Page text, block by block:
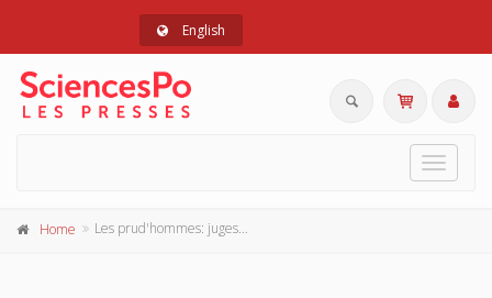
English
Toggle
Home Les prud'hommes: juges ou arbitres?